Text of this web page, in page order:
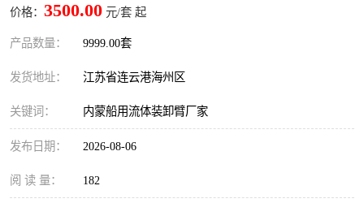
价格： 3500.00 元/套 起
产品数量： 9999.00套
发货地址： 江苏省连云港海州区
关键词： 内蒙船用流体装卸臂厂家
发布日期： 2026-08-06
阅 读 量： 182